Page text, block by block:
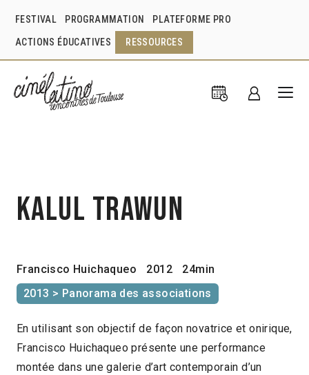
FESTIVAL PROGRAMMATION PLATEFORME PRO
ACTIONS ÉDUCATIVES RESSOURCES
Kalul Trawun
Francisco Huichaqueo 2012
24min
2013 > Panorama des associations
En utilisant son objectif de façon novatrice et onirique,
Francisco Huichaqueo présente une performance
montée dans une galerie d’art contemporain d’un